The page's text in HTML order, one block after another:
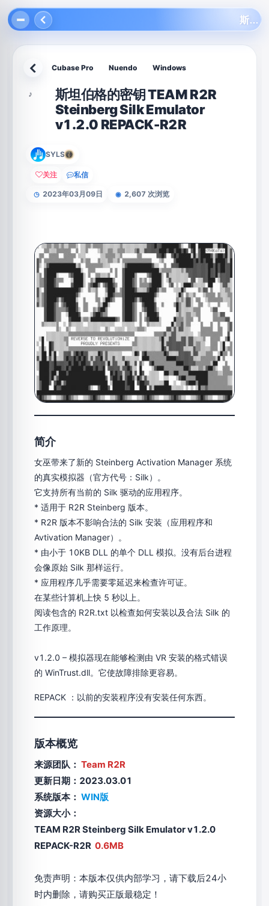
返回 Cubase Pro Nuendo Windows
♪
斯坦伯格的密钥 TEAM R2R
Steinberg Silk Emulator
v1.2.0 REPACK-R2R
SYLS
关注 私信
◷ 2023年03月09日 ◉ 2,607 次浏览
简介
女巫带来了新的 Steinberg Activation Manager 系统
的真实模拟器（官方代号：Silk）。
它支持所有当前的 Silk 驱动的应用程序。
* 适用于 R2R Steinberg 版本。
* R2R 版本不影响合法的 Silk 安装（应用程序和
Avtivation Manager）。
* 由小于 10KB DLL 的单个 DLL 模拟。没有后台进程
会像原始 Silk 那样运行。
* 应用程序几乎需要零延迟来检查许可证。
在某些计算机上快 5 秒以上。
阅读包含的 R2R.txt 以检查如何安装以及合法 Silk 的
工作原理。
v1.2.0 – 模拟器现在能够检测由 VR 安装的格式错误
的 WinTrust.dll。它使故障排除更容易。
REPACK ：以前的安装程序没有安装任何东西。
版本概览
来源团队： Team R2R
更新日期：2023.03.01
系统版本： WIN版
资源大小：
TEAM R2R Steinberg Silk Emulator v1.2.0
REPACK-R2R 0.6MB
免责声明：本版本仅供内部学习，请下载后24小
时内删除，请购买正版最稳定！
斯坦伯格的密钥 TEAM R2R Steinberg Silk Emulator v1.2.0 REPACK-R2R